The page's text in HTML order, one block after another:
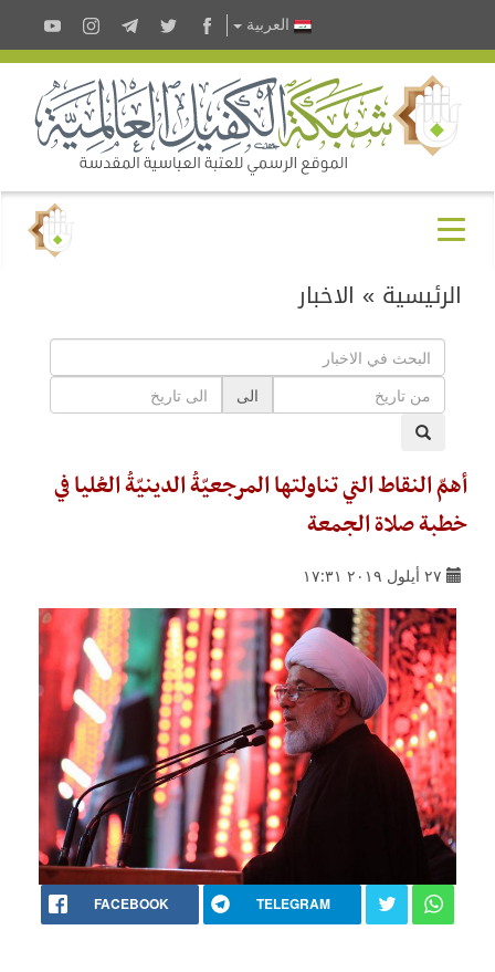
العربية
الرئيسية » الاخبار
الى
أهمّ النقاط التي تناولتها المرجعيّةُ الدينيّةُ العُليا في
خطبة صلاة الجمعة
٢٧ أيلول ٢٠١٩ ١٧:٣١
FACEBOOK TELEGRAM